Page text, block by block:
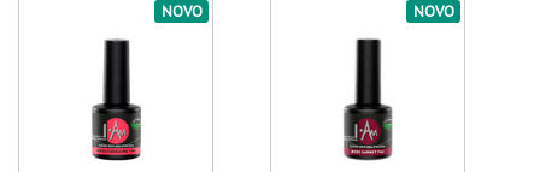
NOVO NOVO